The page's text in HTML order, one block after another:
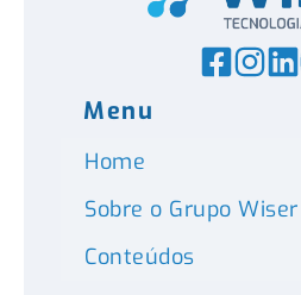
Menu
Home
Sobre o Grupo Wiser
Conteúdos